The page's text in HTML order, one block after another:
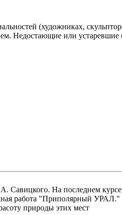
(художниках,
Недостающие или
Савицкого. На последнем курсе
работа "Приполярный УРАЛ."
природы этих мест